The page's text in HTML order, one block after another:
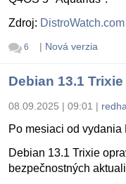
Zdroj: DistroWatch.com
6 | Nová verzia
Debian 13.1 Trixie
08.09.2025 | 09:01 |
Po mesiaci od
Debian 13.1 Trixie
bezpečnostných